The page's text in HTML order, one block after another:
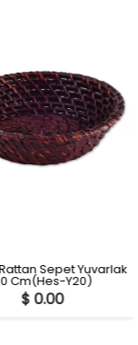
Sepet Yuvarlak
Cm(Hes-Y20)
$ 0.00